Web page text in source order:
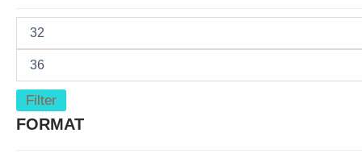
Filter
FORMAT